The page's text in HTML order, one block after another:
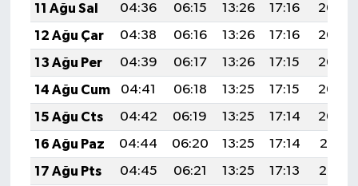
11 Ağu Sal
04:36 06:15 13:26 17:16
20:27
12 Ağu Çar
04:38 06:16 13:26 17:16
20:26
13 Ağu Per
04:39 06:17 13:26 17:15
20:25
14 Ağu Cum
04:41 06:18 13:25 17:15
20:23
15 Ağu Cts
04:42 06:19 13:25 17:14
20:22
16 Ağu Paz
04:44 06:20 13:25 17:14
20:21
17 Ağu Pts
04:45 06:21 13:25 17:13
20:19